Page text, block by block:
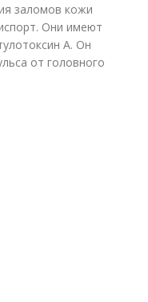
заломов кожи
Они имеют
А. Он
от головного